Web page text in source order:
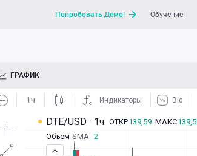
Отправить запрос /
Попробовать Демо! Обучение
ГРАФИК